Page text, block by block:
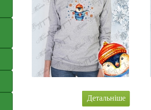
Детальніше